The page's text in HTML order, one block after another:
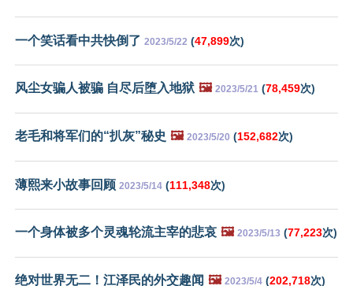
一个笑话看中共快倒了 2023/5/22 (47,899次)
风尘女骗人被骗 自尽后堕入地狱 🖼️ 2023/5/21 (78,459次)
老毛和将军们的“扒灰”秘史 🖼️ 2023/5/20 (152,682次)
薄熙来小故事回顾 2023/5/14 (111,348次)
一个身体被多个灵魂轮流主宰的悲哀 🖼️ 2023/5/13 (77,223次)
绝对世界无二！江泽民的外交趣闻 🖼️ 2023/5/4 (202,718次)